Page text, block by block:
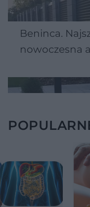
Beninca.
nowoczesna